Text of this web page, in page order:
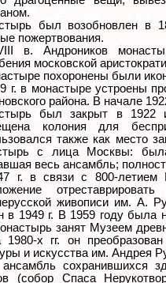
был возобновлен в
пожертвования.
в. Андроников
московской
похоронены были
г. в монастыре устроены
района. В начале
был закрыт в 1922
колония для
также как место
с лица Москвы: была
весь ансамбль;
г. в связи с 800-летием
живописи им. А.
в 1949 г. В 1959 году была
занят Музеем
1980-х гг. он
и искусства им. Андрея
сохранившихся
(собор Спаса